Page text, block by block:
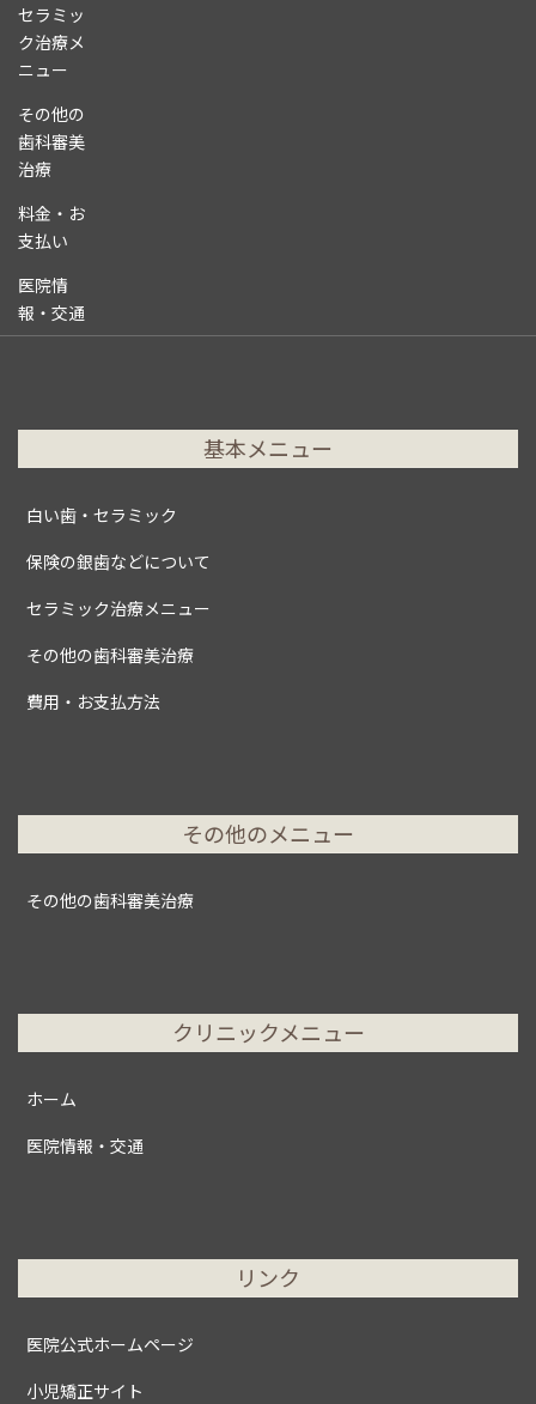
セラミッ
ク治療メ
ニュー
その他の
歯科審美
治療
料金・お
支払い
医院情
報・交通
基本メニュー
白い歯・セラミック
保険の銀歯などについて
セラミック治療メニュー
その他の歯科審美治療
費用・お支払方法
その他のメニュー
その他の歯科審美治療
クリニックメニュー
ホーム
医院情報・交通
リンク
医院公式ホームページ
小児矯正サイト